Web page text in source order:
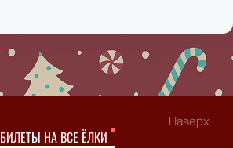
Наверх
БИЛЕТЫ НА ВСЕ ЁЛКИ